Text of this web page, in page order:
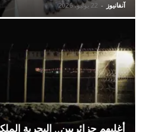
آنفانيوز - 22 يوليو، 2026